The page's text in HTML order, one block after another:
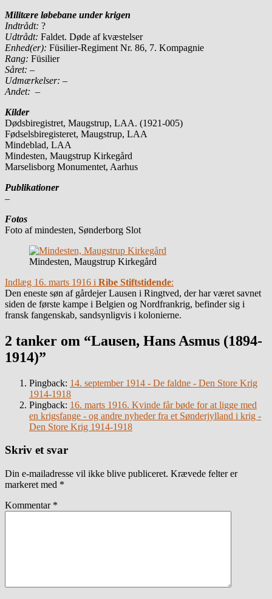
Militære løbebane under krigen
Indtrådt: ?
Udtrådt: Faldet. Døde af kvæstelser
Enhed(er): Füsilier-Regiment Nr. 86, 7. Kompagnie
Rang: Füsilier
Såret: –
Udmærkelser: –
Andet: –
Kilder
Dødsbiregistret, Maugstrup, LAA. (1921-005)
Fødselsbiregisteret, Maugstrup, LAA
Mindeblad, LAA
Mindesten, Maugstrup Kirkegård
Marselisborg Monumentet, Aarhus
Publikationer
–
Fotos
Foto af mindesten, Sønderborg Slot
Mindesten, Maugstrup Kirkegård
Indlæg 16. marts 1916 i Ribe Stiftstidende:
Den eneste søn af gårdejer Lausen i Ringtved, der har været savnet
siden de første kampe i Belgien og Nordfrankrig, befinder sig i
fransk fangenskab, sandsynligvis i kolonierne.
2 tanker om “Lausen, Hans Asmus (1894-
1914)”
Pingback: 14. september 1914 - De faldne - Den Store Krig
1914-1918
Pingback: 16. marts 1916. Kvinde får bøde for at ligge med
en krigsfange - og andre nyheder fra et Sønderjylland i krig -
Den Store Krig 1914-1918
Skriv et svar
Din e-mailadresse vil ikke blive publiceret. Krævede felter er
markeret med *
Kommentar *